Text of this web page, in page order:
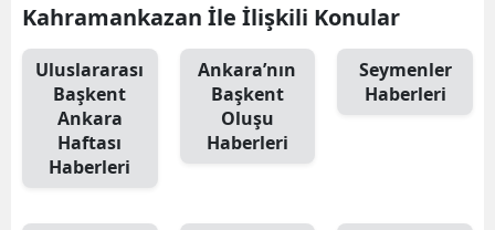
Kahramankazan İle İlişkili Konular
Uluslararası
Başkent
Ankara
Haftası
Haberleri
Ankara’nın
Başkent
Oluşu
Haberleri
Seymenler
Haberleri